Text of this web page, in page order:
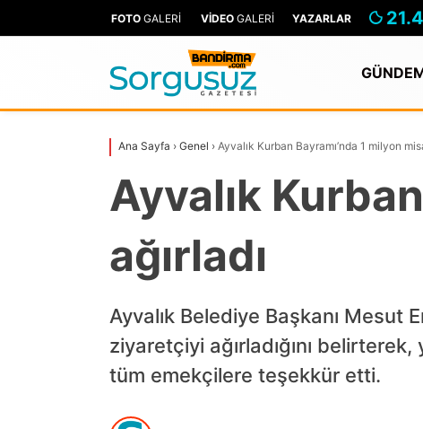
FOTO GALERİ VİDEO GALERİ YAZARLAR 21.4
Ana Sayfa › Genel › Ayvalık Kurban Bayramı’nda 1 milyon
Ayvalık
ağırladı
Ayvalık Belediye Başkanı Mesut
ziyaretçiyi ağırladığını
tüm emekçilere teşekkür etti.